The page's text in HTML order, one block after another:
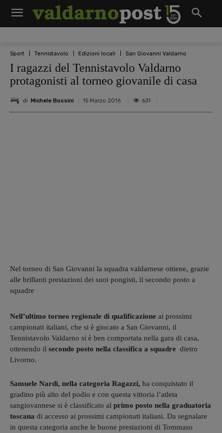
Sport Tennistavolo Edizioni locali San Giovanni Valdarno
I ragazzi del Tennistavolo Valdarno
protagonisti al torneo giovanile di casa
di Michele Bossini 15 Marzo 2016 631
Nel torneo di San Giovanni la squadra valdarnese ottiene, grazie
alle brillanti prestazioni dei suoi pongisti, il secondo posto a
squadre
Nell’ultimo torneo regionale di qualificazione ai prossimi
campionati italiani, che si è giocato a San Giovanni, il
Tennistavolo Valdarno si è ben comportata nella gara di casa,
ottenendo il secondo posto nella classifica a squadre dietro
Livorno.
Samuele Nardi, nella categoria Ragazzi, ha conquistato il
gradino più alto del podio e con questa vittoria l’atleta
sangiovannese si è classificato al primo posto nella graduatoria
toscana di accesso ai prossimi campionati italiani. Da segnalare
in questa categoria anche le buone prestazioni di Tommaso